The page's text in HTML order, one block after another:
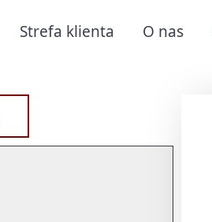
Strefa klienta O nas